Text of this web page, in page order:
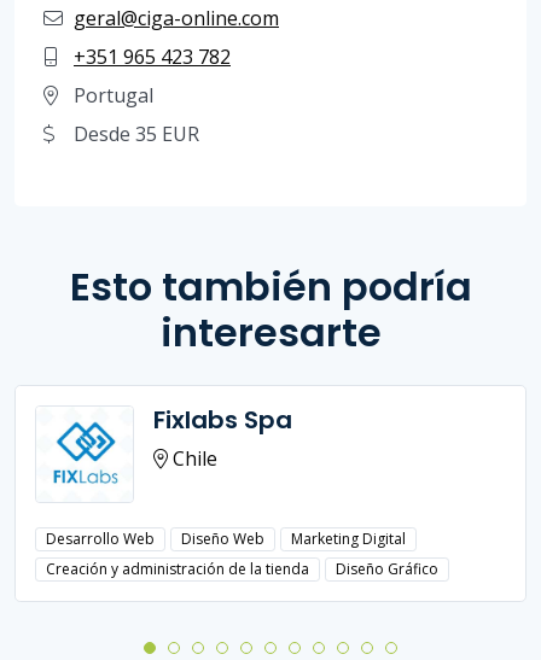
geral@ciga-online.com
+351 965 423 782
Portugal
Desde 35 EUR
Esto también podría
interesarte
Fixlabs Spa
Chile
Desarrollo Web Diseño Web
Marketing Digital
Creación y administración de la tienda
Diseño Gráfico